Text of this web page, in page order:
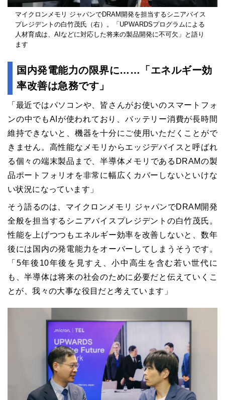
マイクロンメモリ ジャパンでDRAM開発を担当するシニアバイス
プレジデントの白竹茂氏（右）。「UPWARDSプログラムによる
人材育成は、AIなどに対応した将来の製品開発に不可欠」と語り
ます
国内発電能力の限界に……「エネルギー効
率改善は急務です」
「最近ではパソコンや、皆さんがお使いのスマートフォ
ンの中でもAIが使われており、バッテリー消費が長時間
維持できないと、機器を十分にご使用いただくことがで
きません。高性能なメモリからエッジデバイスと呼ばれ
る個々の端末製品まで、半導体メモリであるDRAMの製
品ポートフォリオを非常に幅広くカバーしないといけな
い状況になっています」
そう語るのは、マイクロンメモリ ジャパンでDRAM開発
全般を担当するシニアバイスプレジデントの白竹茂氏。
性能を上げつつもエネルギー効率を改善しないと、数年
後には国内の発電能力をオーバーしてしまうそうです。
「5年後10年後を見すえ、小中高生を含む若い世代に
も、半導体は将来の社会のために必要だと伝えていくこ
とが、我々の大事な役目だと考えています」